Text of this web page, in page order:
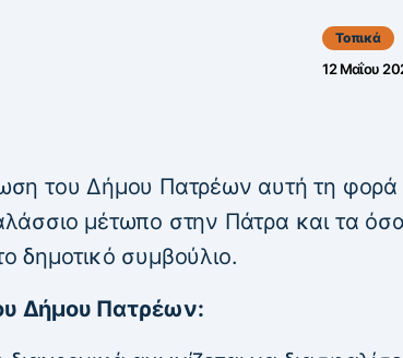
Τοπικά
12 Μαΐου
του Δήμου Πατρέων αυτή τη φορά
μέτωπο στην Πάτρα και τα
δημοτικό συμβούλιο.
Δήμου Πατρέων: